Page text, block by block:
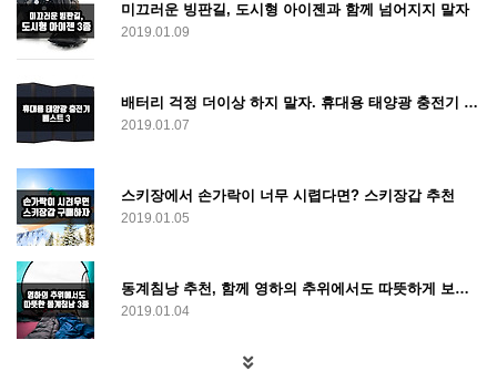
미끄러운 빙판길, 도시형 아이젠과 함께 넘어지지 말자
2019.01.09
배터리 걱정 더이상 하지 말자. 휴대용 태양광 충전기 추천
2019.01.07
스키장에서 손가락이 너무 시렵다면? 스키장갑 추천
2019.01.05
동계침낭 추천, 함께 영하의 추위에서도 따뜻하게 보내자.
2019.01.04